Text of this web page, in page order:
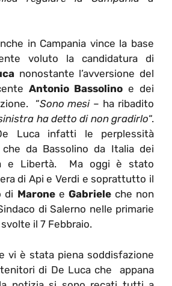
in Campania vince la base
voluto la candidatura di
nonostante l’avversione del
Antonio Bassolinoe dei
“Sono mesi – ha ribadito
ha detto di non gradirlo“.
Luca infatti le perplessità
da Bassolino da Italia dei
e Libertà. Ma oggi è stato
di Api e Verdi e soprattutto il
di Maronee Gabriele che non
di Salerno nelle primarie
il 7 Febbraio.
vi è stata piena soddisfazione
di De Luca che appana